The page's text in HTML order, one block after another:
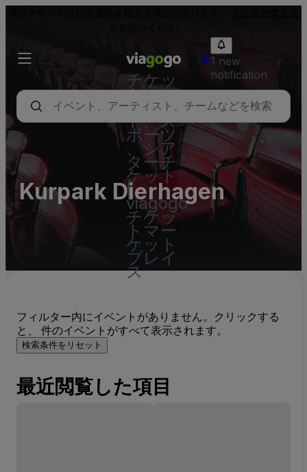
チケッ
ト - コ
ンサー
ト、ス
ポーツ
、シア
ターチ
ケット
|
viagogo
チケッ
トマー
ケット
プレイ
ス
1 new
notification
Kurpark Dierhagen
フィルター内にイベントがありません。クリックする
と、 件のイベントがすべて表示されます。
検索条件をリセット
最近閲覧した項目